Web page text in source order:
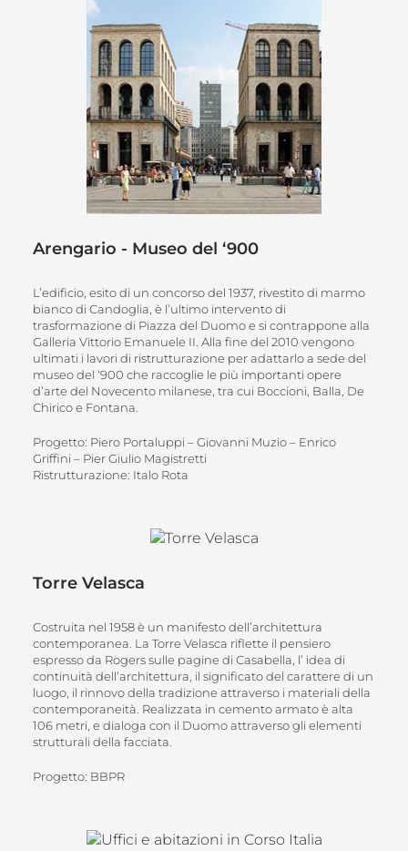
Arengario - Museo del ‘900
L’edificio, esito di un concorso del 1937, rivestito di marmo
bianco di Candoglia, è l’ultimo intervento di
trasformazione di Piazza del Duomo e si contrappone alla
Galleria Vittorio Emanuele II. Alla fine del 2010 vengono
ultimati i lavori di ristrutturazione per adattarlo a sede del
museo del ‘900 che raccoglie le più importanti opere
d’arte del Novecento milanese, tra cui Boccioni, Balla, De
Chirico e Fontana.
Progetto: Piero Portaluppi – Giovanni Muzio – Enrico
Griffini – Pier Giulio Magistretti
Ristrutturazione: Italo Rota
Torre Velasca
Costruita nel 1958 è un manifesto dell’architettura
contemporanea. La Torre Velasca riflette il pensiero
espresso da Rogers sulle pagine di Casabella, l’ idea di
continuità dell’architettura, il significato del carattere di un
luogo, il rinnovo della tradizione attraverso i materiali della
contemporaneità. Realizzata in cemento armato è alta
106 metri, e dialoga con il Duomo attraverso gli elementi
strutturali della facciata.
Progetto: BBPR